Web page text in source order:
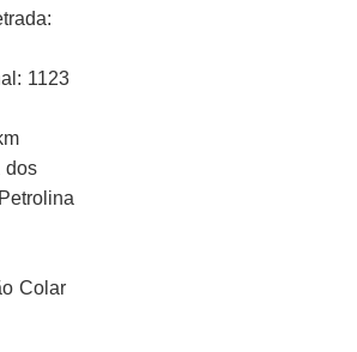
1123
dos
Colar